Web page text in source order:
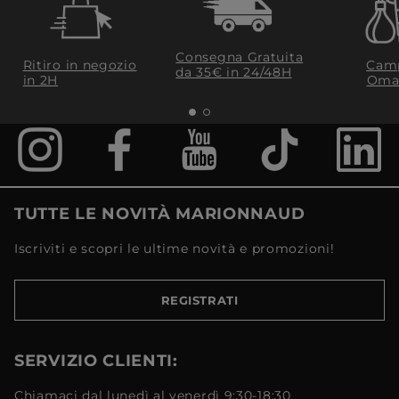
Ritiro in negozio
in 2H
Consegna Gratuita
da 35€​ in 24/48H
TUTTE LE NOVITÀ MARIONNAUD
Iscriviti e scopri le ultime novità e promozioni!
REGISTRATI
SERVIZIO CLIENTI:
Chiamaci dal lunedì al venerdì 9:30-18:30